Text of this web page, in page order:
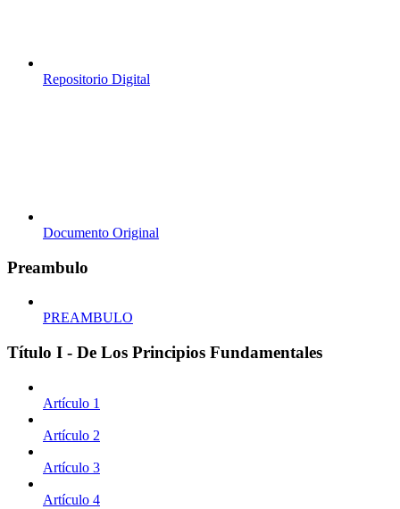
Repositorio Digital
Documento Original
Preambulo
PREAMBULO
Título I - De Los Principios Fundamentales
Artículo 1
Artículo 2
Artículo 3
Artículo 4